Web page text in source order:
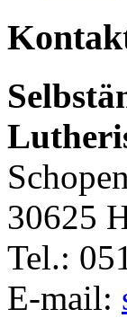
30625
Tel.:
E-mail: